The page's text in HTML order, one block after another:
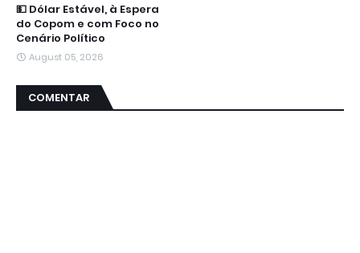
💵 Dólar Estável, à Espera
do Copom e com Foco no
Cenário Político
August 05, 2026
COMENTAR